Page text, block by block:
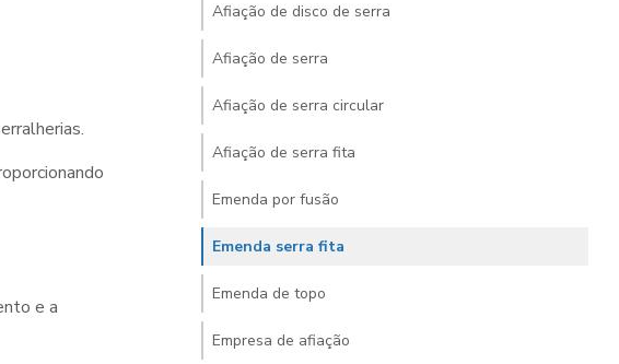
e a
Afiação de disco de serra
Afiação de serra
Afiação de serra circular
Afiação de serra fita
Emenda por fusão
Emenda serra fita
Emenda de topo
Empresa de afiação